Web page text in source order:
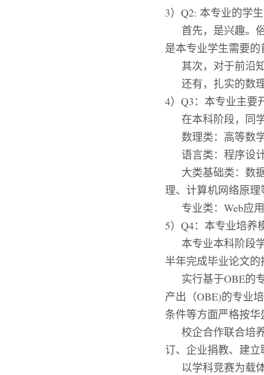
3）Q2: 本专业的学
首先，是兴趣。
是本专业学生需要
其次，对于前沿
还有，扎实的数
4）Q3：本专业主要
在本科阶段，同
数理类：高等数
语言类：程序设
大类基础类：数
理、计算机网络原理
专业类： Web应
5）Q4：本专业培养
本专业本科阶段
半年完成毕业论文的
实行基于OBE的
产出（OBE)的专业
条件等方面严格按
校企合作联合培
订、企业捐教、建
以学科竞赛为载